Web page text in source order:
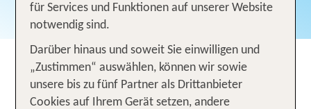
Tagungen. Wo Bestleistungen
Programm sind
für Services und Funktionen auf unserer Website
notwendig sind.
Darüber hinaus und soweit Sie einwilligen und
„Zustimmen“ auswählen, können wir sowie
unsere bis zu fünf Partner als Drittanbieter
Cookies auf Ihrem Gerät setzen, andere